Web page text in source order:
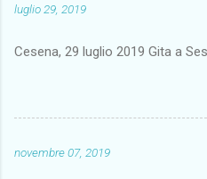
luglio 29, 2019
Cesena, 29 luglio 2019 Gita a
novembre 07, 2019